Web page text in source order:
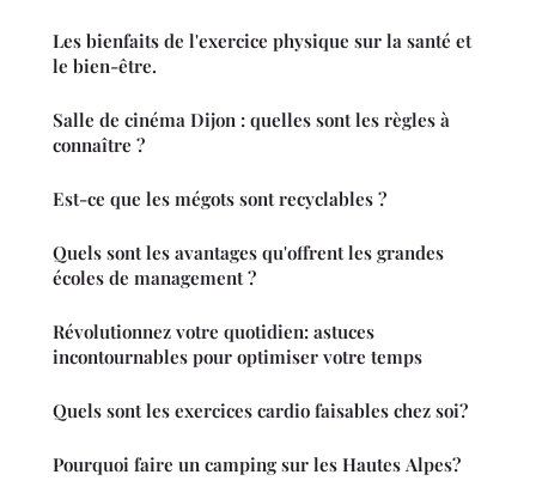
Les bienfaits de l'exercice physique sur la santé et
le bien-être.
Salle de cinéma Dijon : quelles sont les règles à
connaître ?
Est-ce que les mégots sont recyclables ?
Quels sont les avantages qu'offrent les grandes
écoles de management ?
Révolutionnez votre quotidien: astuces
incontournables pour optimiser votre temps
Quels sont les exercices cardio faisables chez soi?
Pourquoi faire un camping sur les Hautes Alpes?